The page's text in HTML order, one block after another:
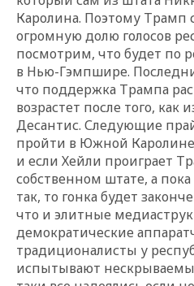
Каролина. Поэтому Трамп
огромную долю голосов
посмотрим, что будет по
в Нью-Гэмпшире.
что поддержка Трампа
возрастет после того, как
Десантис. Следующие
пройти в Южной
и если Хейли проиграет
собственном штате, а
так, то гонка будет
что и элитные
демократические
традиционалисты у
испытывают